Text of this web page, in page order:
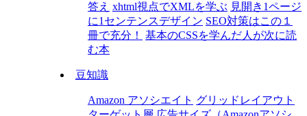
答え xhtml視点でXMLを学ぶ 見開き1ページ
に1センテンスデザイン SEO対策はこの１
冊で充分！
基本のCSSを学んだ人が次に読
む本
豆知識
Amazon アソシエイト グリッドレイアウト